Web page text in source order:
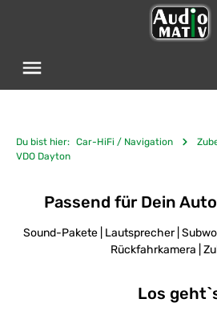
Du bist hier: Car-HiFi / Navigation
VDO Dayton
Passend für Dein
Sound-Pakete | Lautsprecher |
Rückfahrkamera |
Los